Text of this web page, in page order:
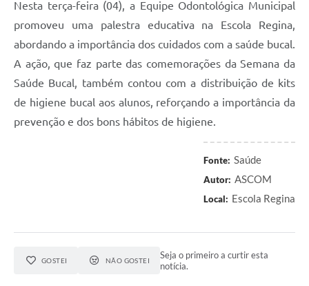
Nesta terça-feira (04), a Equipe Odontológica Municipal
promoveu uma palestra educativa na Escola Regina,
abordando a importância dos cuidados com a saúde bucal.
A ação, que faz parte das comemorações da Semana da
Saúde Bucal, também contou com a distribuição de kits
de higiene bucal aos alunos, reforçando a importância da
prevenção e dos bons hábitos de higiene.
Fonte: Saúde
Autor: ASCOM
Local: Escola Regina
GOSTEI NÃO GOSTEI
Seja o primeiro a curtir esta
notícia.